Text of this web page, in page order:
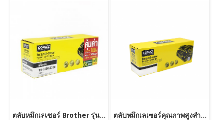
ตลับหมึกเลเซอร์ Brother รุ่น TN2280/TN2260-JUMBO ตลับหมึกเลเซอร์คุณภาพสูงสำหรับ Brother รุ่น TN2360/TN2380